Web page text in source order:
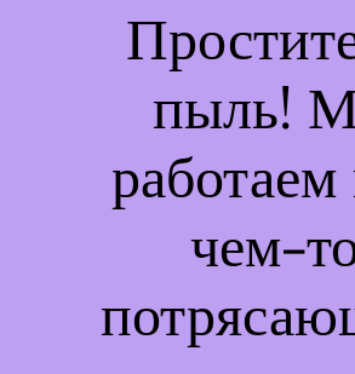
пыль!
чем-